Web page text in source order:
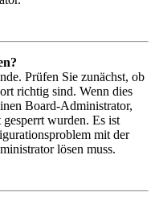
Prüfen Sie zunächst, ob
richtig sind. Wenn dies
Board-Administrator,
gesperrt wurden. Es ist
mit der
lösen muss.